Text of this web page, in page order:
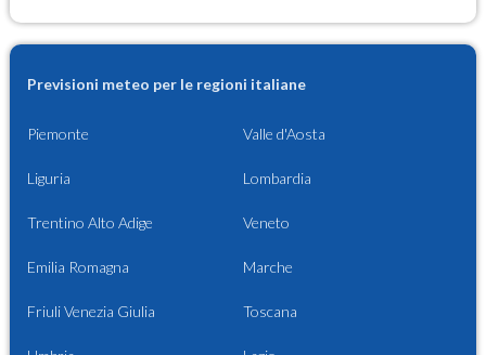
Previsioni meteo per le regioni italiane
Piemonte Valle d'Aosta
Liguria Lombardia
Trentino Alto Adige Veneto
Emilia Romagna Marche
Friuli Venezia Giulia Toscana